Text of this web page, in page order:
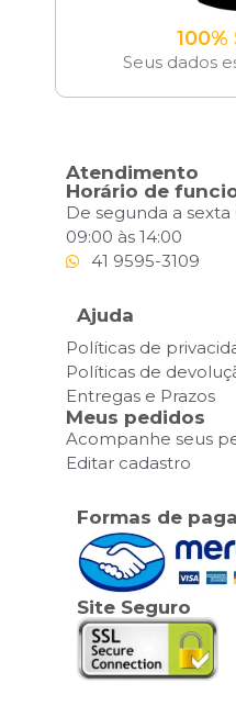
Seus dados
Atendimento
Horário de
De segunda a sexta
09:00 às 14:00
41 9595-3109
Ajuda
Políticas de
Políticas de
Entregas e Prazos
Meus pedidos
Acompanhe seus
Editar cadastro
Formas de
Site Seguro